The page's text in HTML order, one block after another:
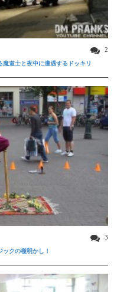
2
魔道士と夜中に遭遇するドッキリ
3
クの種明かし！